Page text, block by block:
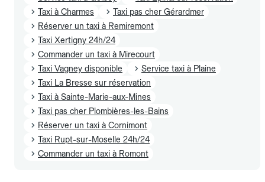
Taxi à Charmes
Taxi pas cher Gérardmer
Réserver un taxi à Remiremont
Taxi Xertigny 24h/24
Commander un taxi à Mirecourt
Taxi Vagney disponible
Service taxi à Plaine
Taxi La Bresse sur réservation
Taxi à Sainte-Marie-aux-Mines
Taxi pas cher Plombières-les-Bains
Réserver un taxi à Cornimont
Taxi Rupt-sur-Moselle 24h/24
Commander un taxi à Romont